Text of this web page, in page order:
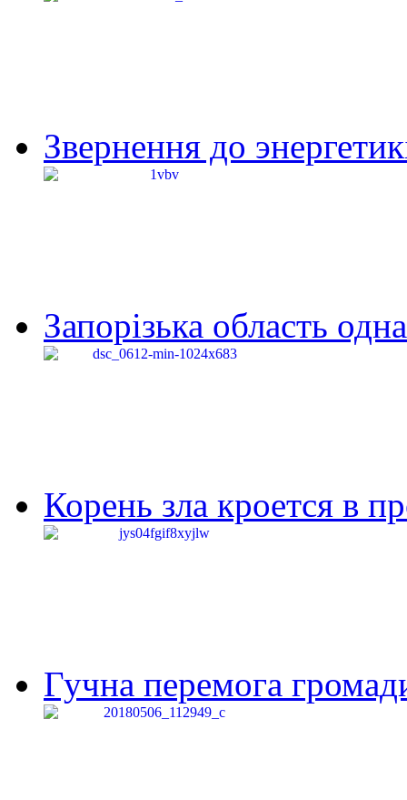
Звернення до
Запорізька область
Корень зла кроется в
Гучна перемога